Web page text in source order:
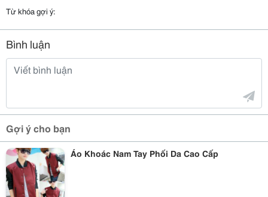
Từ khóa gợi ý:
Bình luận
Gợi ý cho bạn
Áo Khoác Nam Tay Phối Da Cao Cấp